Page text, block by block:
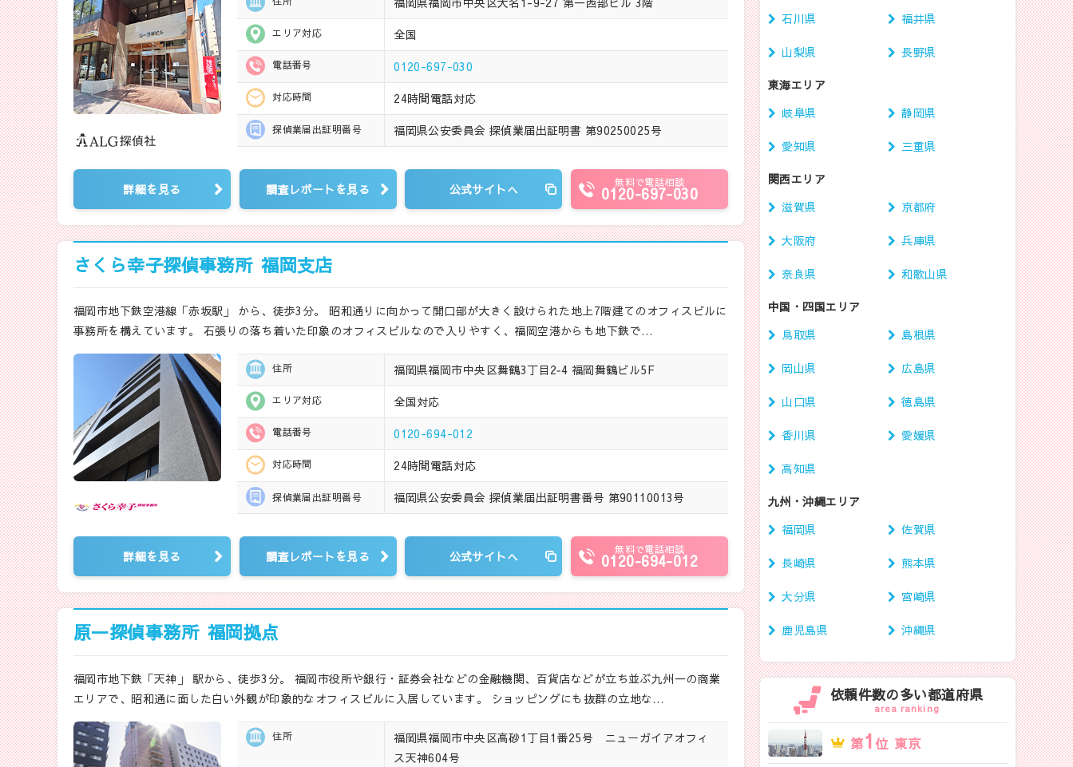
エリア対応 全国
電話番号 0120-697-030
対応時間 24時間電話対応
探偵業届出証明番号 福岡県公安委員会 探偵業届出証明書 第90250025号
詳細を見る 調査レポートを見る 公式サイトへ 無料で電話相談
0120-697-030
さくら幸子探偵事務所 福岡支店
福岡市地下鉄空港線「赤坂駅」 から、徒歩3分。 昭和通りに向かって開口部が大きく設けられた地上7階建てのオフィスビルに
事務所を構えています。 石張りの落ち着いた印象のオフィスビルなので入りやすく、福岡空港からも地下鉄で…
住所 福岡県福岡市中央区舞鶴3丁目2‐4 福岡舞鶴ビル5F
エリア対応 全国対応
電話番号 0120-694-012
対応時間 24時間電話対応
探偵業届出証明番号 福岡県公安委員会 探偵業届出証明書番号 第90110013号
詳細を見る 調査レポートを見る 公式サイトへ 無料で電話相談
0120-694-012
原一探偵事務所 福岡拠点
福岡市地下鉄「天神」 駅から、徒歩3分。 福岡市役所や銀行・証券会社などの金融機関、百貨店などが立ち並ぶ九州一の商業
エリアで、昭和通に面した白い外観が印象的なオフィスビルに入居しています。 ショッピングにも抜群の立地な…
住所
福岡県福岡市中央区高砂1丁目1番25号 ニューガイアオフィ
ス天神604号
石川県 福井県
山梨県 長野県
東海エリア
岐阜県
静岡県
愛知県 三重県
関西エリア
滋賀県
京都府
大阪府 兵庫県
奈良県 和歌山県
中国・四国エリア
鳥取県
島根県
岡山県 広島県
山口県 徳島県
香川県 愛媛県
高知県
九州・沖縄エリア
福岡県
佐賀県
長崎県 熊本県
大分県 宮崎県
鹿児島県 沖縄県
依頼件数の多い都道府県
area ranking
第1位 東京